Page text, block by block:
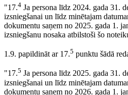
"17.4 Ja persona līdz 2024. gada 31.
izsniegšanai un līdz minētajam
dokumentu saņem no 2025. gada 1.
izsniegšanu nosaka atbilstoši šo
1.9. papildināt ar 17.5 punktu šādā
"17.5 Ja persona līdz 2025. gada 31.
izsniegšanai un līdz minētajam
dokumentu saņem no 2026. gada 1.